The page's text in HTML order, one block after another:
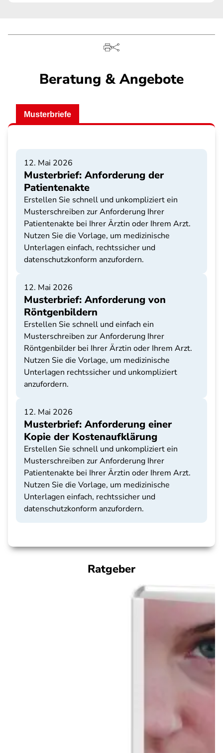
Beratung & Angebote
Musterbriefe
12. Mai 2026
Musterbrief: Anforderung der
Patientenakte
Erstellen Sie schnell und unkompliziert ein
Musterschreiben zur Anforderung Ihrer
Patientenakte bei Ihrer Ärztin oder Ihrem Arzt.
Nutzen Sie die Vorlage, um medizinische
Unterlagen einfach, rechtssicher und
datenschutzkonform anzufordern.
12. Mai 2026
Musterbrief: Anforderung von
Röntgenbildern
Erstellen Sie schnell und einfach ein
Musterschreiben zur Anforderung Ihrer
Röntgenbilder bei Ihrer Ärztin oder Ihrem Arzt.
Nutzen Sie die Vorlage, um medizinische
Unterlagen rechtssicher und unkompliziert
anzufordern.
12. Mai 2026
Musterbrief: Anforderung einer
Kopie der Kostenaufklärung
Erstellen Sie schnell und unkompliziert ein
Musterschreiben zur Anforderung Ihrer
Patientenakte bei Ihrer Ärztin oder Ihrem Arzt.
Nutzen Sie die Vorlage, um medizinische
Unterlagen einfach, rechtssicher und
datenschutzkonform anzufordern.
Ratgeber